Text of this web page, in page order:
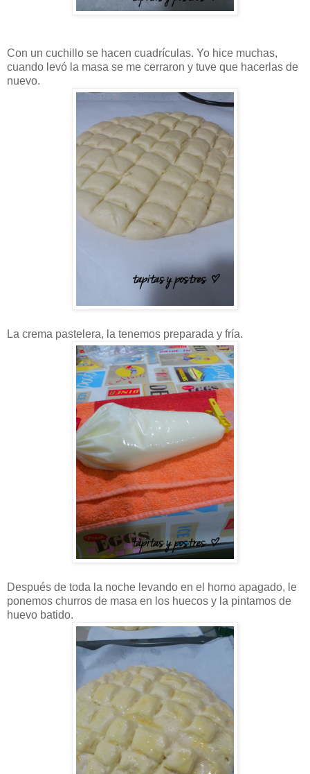
Con un cuchillo se hacen cuadrículas. Yo hice muchas,
cuando levó la masa se me cerraron y tuve que hacerlas de
nuevo.
La crema pastelera, la tenemos preparada y fría.
Después de toda la noche levando en el horno apagado, le
ponemos churros de masa en los huecos y la pintamos de
huevo batido.